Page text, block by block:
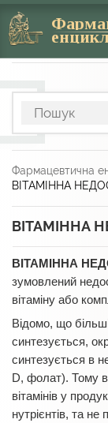
Фармацевтична
ВІТАМІННА
ВІТАМІННА
ВІТАМІННА
зумовлений
вітаміну або
Відомо, що
синтезується,
синтезується в
D, фолат). Тому
вітамінів у
нутрієнтів, та